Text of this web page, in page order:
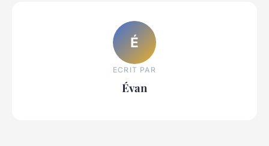
É
ECRIT PAR
Évan